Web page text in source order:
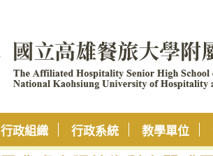
行政組織 行政系統 教學單位